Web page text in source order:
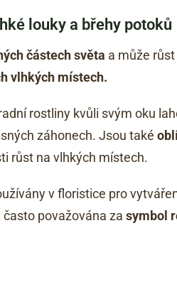
louky a břehy potoků
částech světa a může
vlhkých místech.
rostliny kvůli svým oku
záhonech. Jsou také
růst na vlhkých místech.
v floristice pro
považována za symbol